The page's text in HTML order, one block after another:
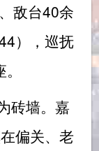
敌台40余
），巡抚
砖墙。嘉
偏关、老